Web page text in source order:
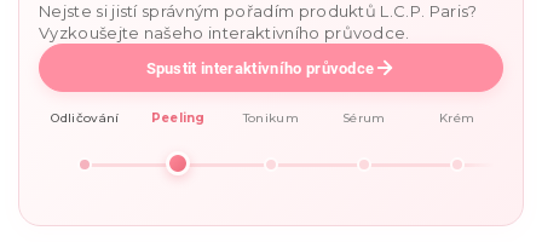
Nejste si jistí správným pořadím produktů L.C.P. Paris?
Vyzkoušejte našeho interaktivního průvodce.
Spustit interaktivního průvodce
Odličování Peeling Tonikum Sérum Krém